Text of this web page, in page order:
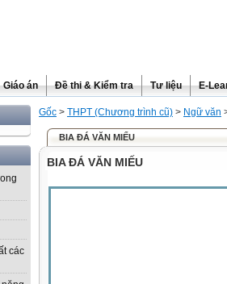
Giáo án Đề thi & Kiểm tra Tư liệu E-
các
Gốc > THPT (Chương trình cũ) > Ngữ văn
BIA ĐÁ VĂN MIẾU
BIA ĐÁ VĂN MIẾU